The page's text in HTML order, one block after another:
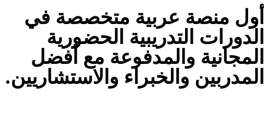
أول منصة عربية متخصصة في
الدورات التدريبية الحضورية
المجانية والمدفوعة مع أفضل
المدربين والخبراء والاستشاريين.